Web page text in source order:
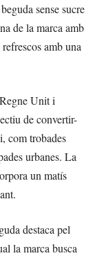
sense sucre
de la marca amb
amb una
Unit i
de convertir-
com trobades
urbanes. La
un matís
destaca pel
la marca busca